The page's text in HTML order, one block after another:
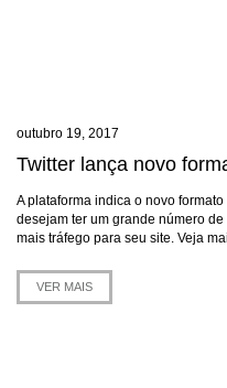
outubro 19, 2017
Twitter lança novo
A plataforma indica o novo
desejam ter um grande número
mais tráfego para seu site. Veja
VER MAIS